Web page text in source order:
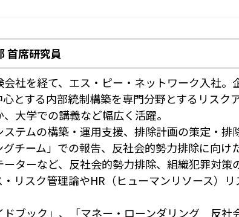
首席研究員
社を経て、エス・ピー・ネットワーク入社
とする内部統制構築を専門分野とするリスク
大学での講義など幅広く活躍。
テムの構築・運用支援、排除計画の策定・
チーム」での報告、反社会的勢力排除に向け
ターなど、反社会的勢力排除、組織犯罪対
リスク管理論やHR（ヒューマンリソース）
ドブック」、「マネー・ローンダリング 反社